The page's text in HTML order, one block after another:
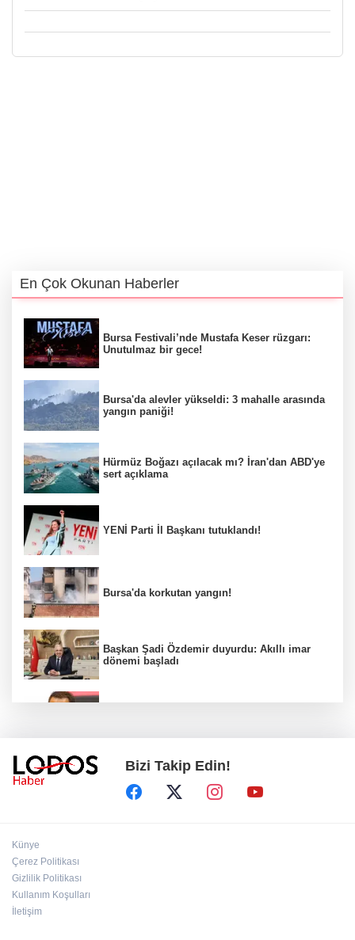
En Çok Okunan Haberler
Bursa Festivali’nde Mustafa Keser rüzgarı:
Unutulmaz bir gece!
Bursa'da alevler yükseldi: 3 mahalle arasında
yangın paniği!
Hürmüz Boğazı açılacak mı? İran'dan ABD'ye
sert açıklama
YENİ Parti İl Başkanı tutuklandı!
Bursa'da korkutan yangın!
Başkan Şadi Özdemir duyurdu: Akıllı imar
dönemi başladı
Bakan Gürlek duyurdu: İki çocuk cinayeti
aydınlatıldı!
Bizi Takip Edin!
Künye
Çerez Politikası
Gizlilik Politikası
Kullanım Koşulları
İletişim